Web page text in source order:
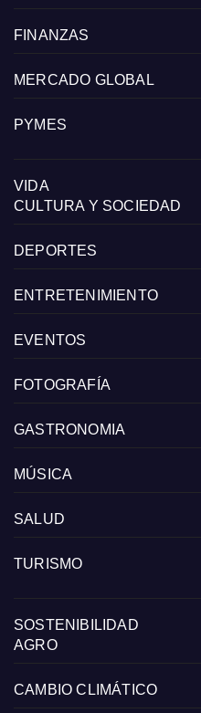
FINANZAS
MERCADO GLOBAL
PYMES
VIDA
CULTURA Y SOCIEDAD
DEPORTES
ENTRETENIMIENTO
EVENTOS
FOTOGRAFÍA
GASTRONOMIA
MÚSICA
SALUD
TURISMO
SOSTENIBILIDAD
AGRO
CAMBIO CLIMÁTICO